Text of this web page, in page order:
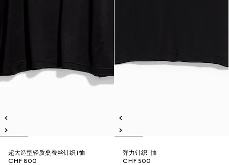
超大造型轻质桑蚕丝针织T恤
CHF 800
弹力针织T恤
CHF 500